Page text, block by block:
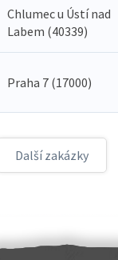
Chlumec u Ústí nad
Labem (40339)
Praha 7 (17000)
Další zakázky